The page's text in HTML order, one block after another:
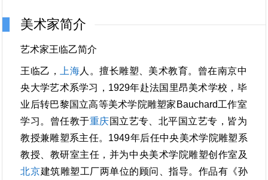
美术家简介
艺术家王临乙简介
王临乙， 上海人。擅长雕塑、美术教育。曾在南京中
央大学艺术系学习，1929年赴法国里昂美术学校，毕
业后转巴黎国立高等美术学院雕塑家Bauchard工作室
学习。曾任教于重庆国立艺专、北平国立艺专，皆为
教授兼雕塑系主任。1949年后任中央美术学院雕塑系
教授、教研室主任，并为中央美术学院雕塑创作室及
北京建筑雕塑工厂两单位的顾问、指导。作品有《孙